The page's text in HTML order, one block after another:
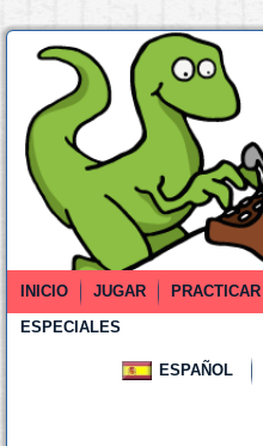
INICIO JUGAR PRACTICAR
ESPECIALES
ESPAÑOL